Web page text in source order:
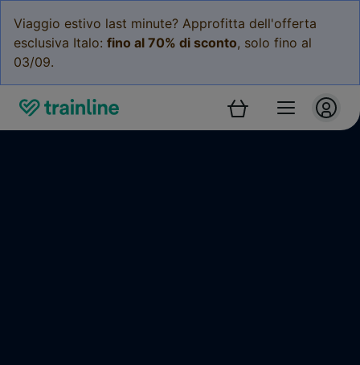
Viaggio estivo last minute? Approfitta dell'offerta
esclusiva Italo: fino al 70% di sconto, solo fino al
03/09.